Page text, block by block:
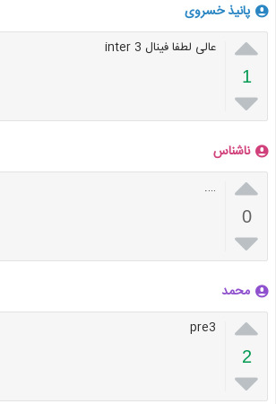
پانیذ خسروی

1

عالی لطفا فینال inter 3
ناشناس

0

….
محمد

2

pre3